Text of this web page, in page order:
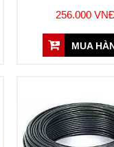
256.000
MUA